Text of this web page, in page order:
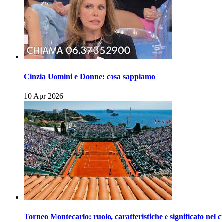
Cinzia Uomini e Donne: cosa sappiamo
10 Apr 2026
Torneo Montecarlo: ruolo, caratteristiche e significato nel